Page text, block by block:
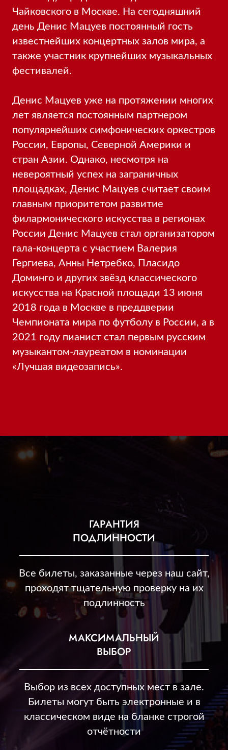
Чайковского в Москве. На сегодняшний
день Денис Мацуев постоянный гость
известнейших концертных залов мира, а
также участник крупнейших музыкальных
фестивалей.
Денис Мацуев уже на протяжении многих
лет является постоянным партнером
популярнейших симфонических оркестров
России, Европы, Северной Америки и
стран Азии. Однако, несмотря на
невероятный успех на заграничных
площадках, Денис Мацуев считает своим
главным приоритетом развитие
филармонического искусства в регионах
России Денис Мацуев стал организатором
гала-концерта с участием Валерия
Гергиева, Анны Нетребко, Пласидо
Доминго и других звёзд классического
искусства на Красной площади 13 июня
2018 года в Москве в преддверии
Чемпионата мира по футболу в России, а в
2021 году пианист стал первым русским
музыкантом-лауреатом в номинации
«Лучшая видеозапись».
ГАРАНТИЯ
ПОДЛИННОСТИ
Все билеты, заказанные через наш сайт,
проходят тщательную проверку на их
подлинность
МАКСИМАЛЬНЫЙ
ВЫБОР
Выбор из всех доступных мест в зале.
Билеты могут быть электронные и в
классическом виде на бланке строгой
отчётности